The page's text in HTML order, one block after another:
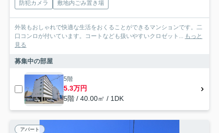
防犯カメラ
敷地内ごみ置き場
外装もおしゃれで快適な生活をおくることができるマンションです。二
口コンロが付いています。コートなども扱いやすいクロゼット... もっと
見る
募集中の部屋
5階
5.3万円
5階 / 40.00㎡ / 1DK
アパート